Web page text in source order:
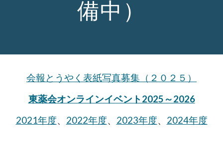
備中）
会報とうやく表紙写真募集（２０２ ５ ）
東薬会オンラインイベント2025～2026
2021年度、 2022年度、 2023年度、 2024年度